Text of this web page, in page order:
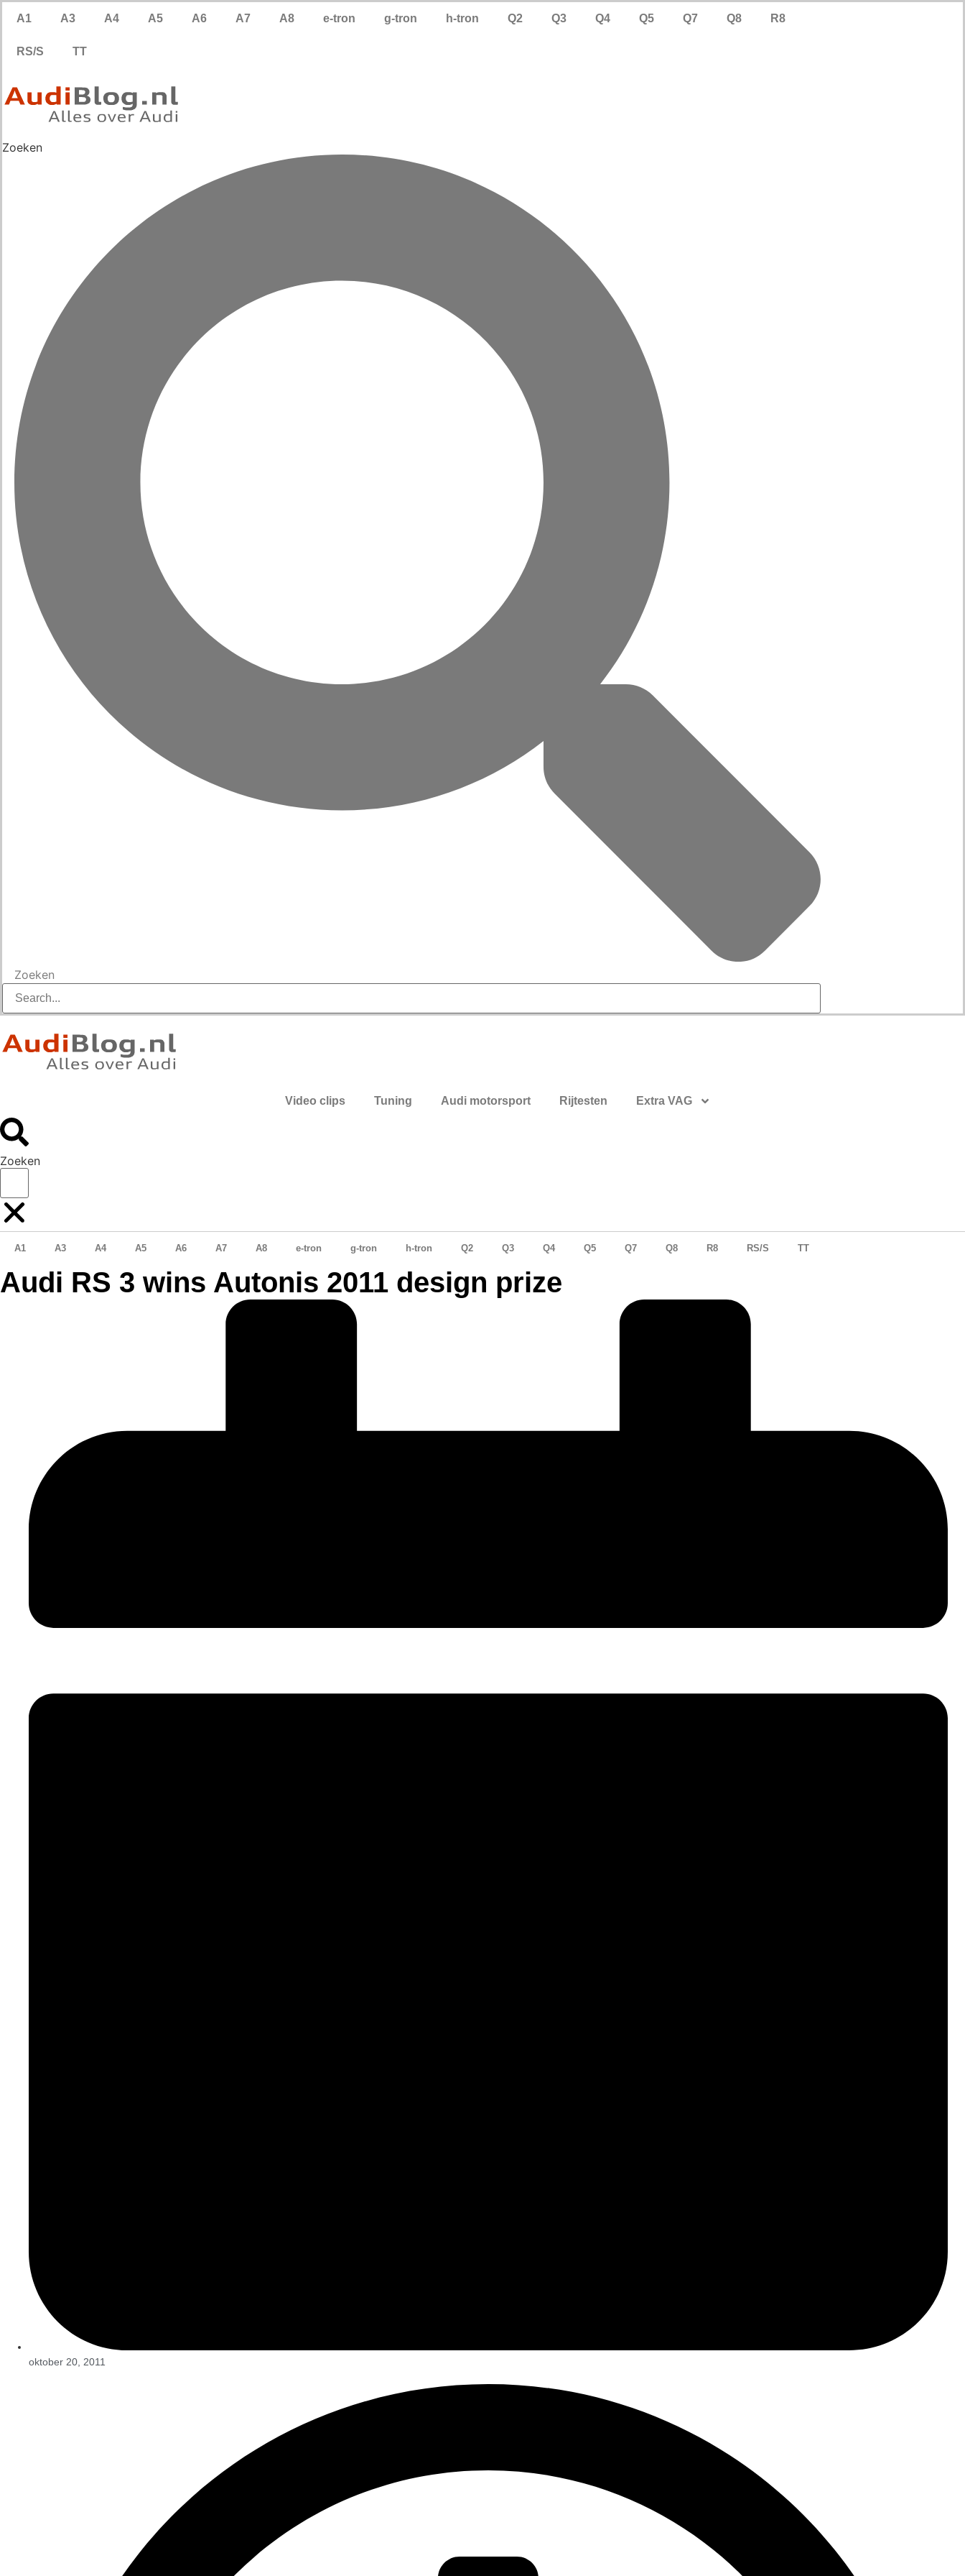
naar
inhoud
A1 A3 A4 A5 A6 A7 A8 e-tron g-tron h-tron Q2 Q3 Q4 Q5 Q7 Q8 R8
RS/S TT
Zoeken
Zoeken
Video clips Tuning Audi motorsport Rijtesten Extra VAG
Zoeken
A1 A3 A4 A5 A6 A7 A8 e-tron g-tron h-tron Q2 Q3 Q4 Q5 Q7 Q8 R8 RS/S TT
Audi RS 3 wins Autonis 2011 design prize
oktober 20, 2011